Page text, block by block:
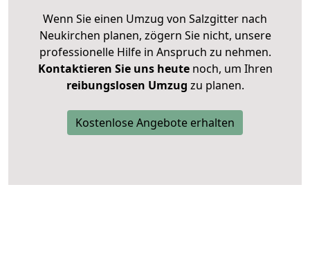
Wenn Sie einen Umzug von Salzgitter nach
Neukirchen planen, zögern Sie nicht, unsere
professionelle Hilfe in Anspruch zu nehmen.
Kontaktieren Sie uns heutenoch, um Ihren
reibungslosen Umzug zu planen.
Kostenlose Angebote erhalten